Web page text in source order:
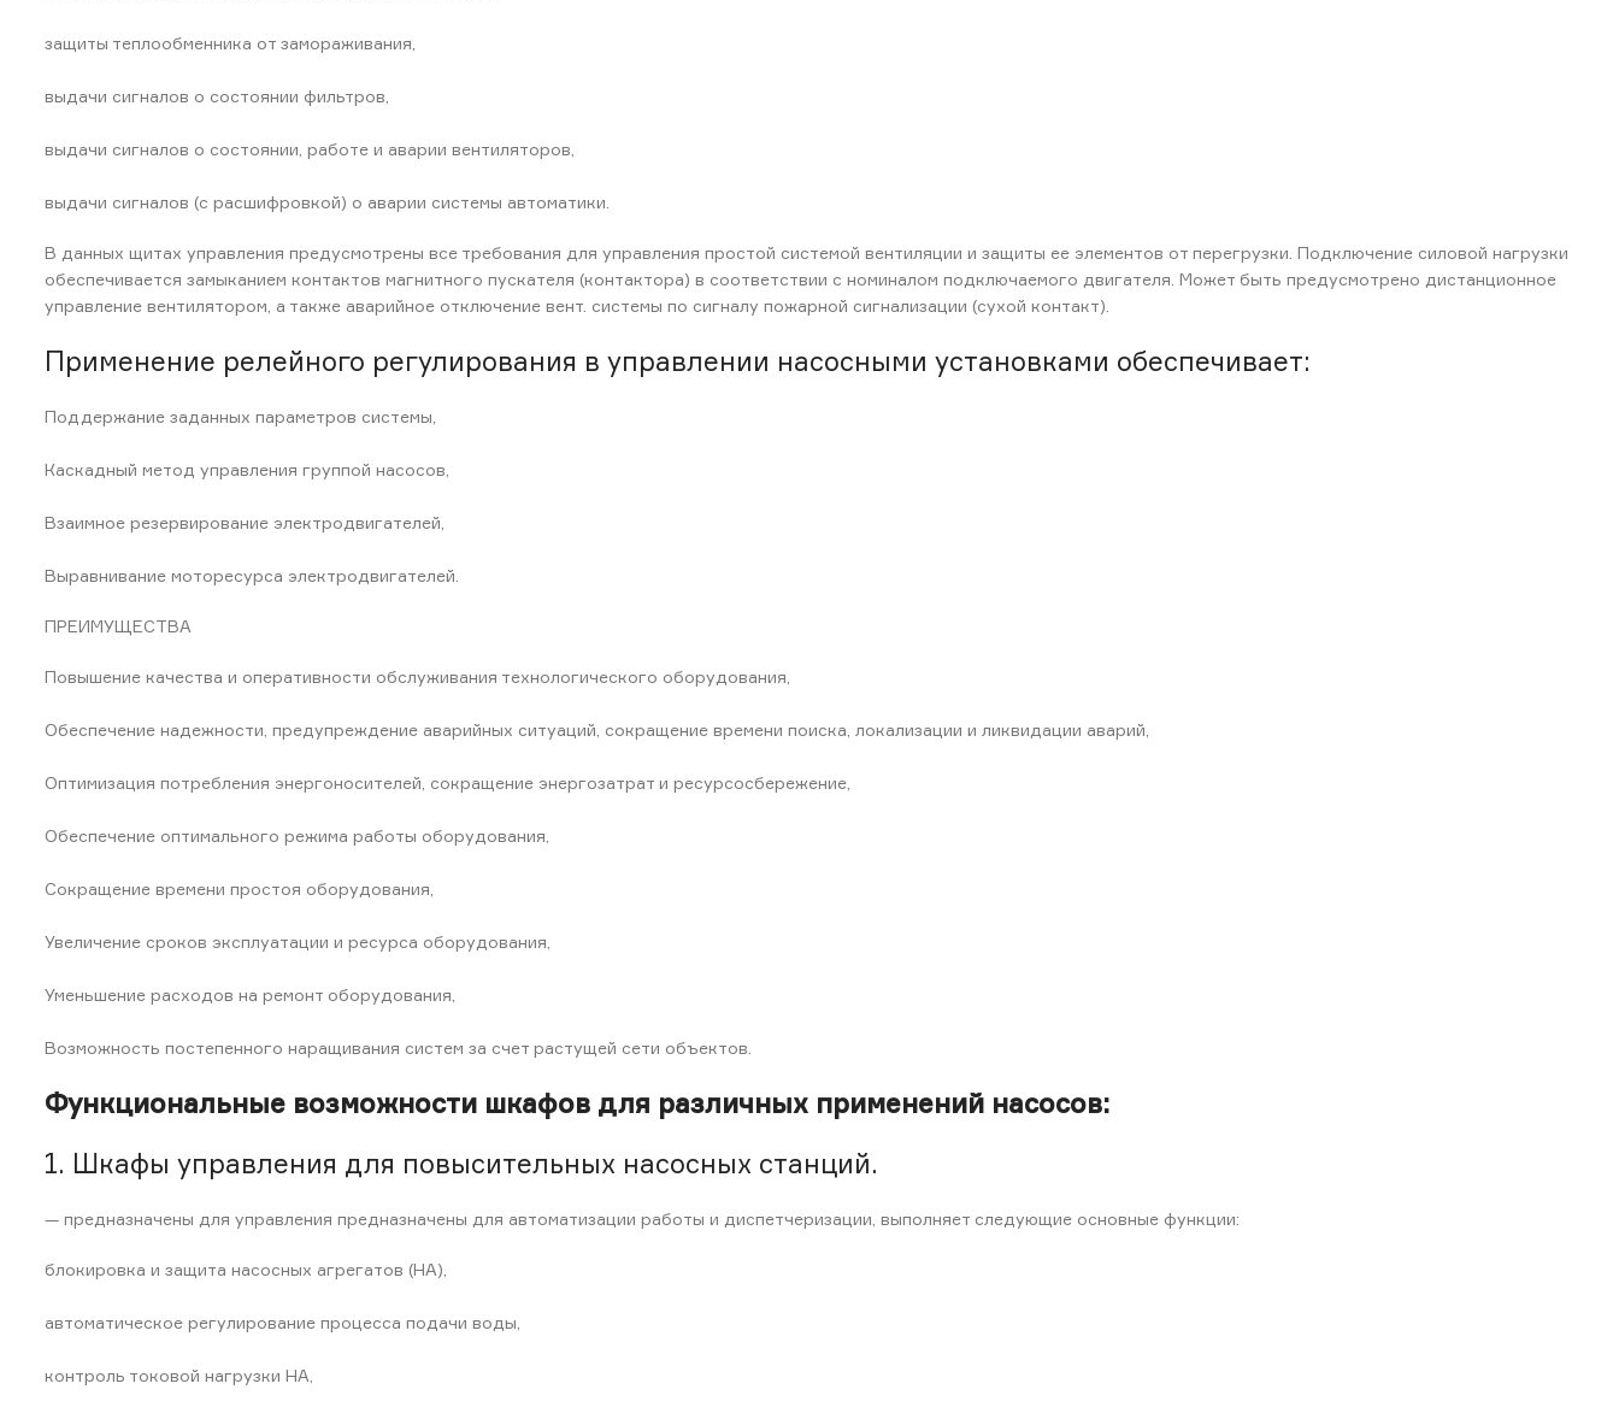
защиты теплообменника от замораживания,
выдачи сигналов о состоянии фильтров,
выдачи сигналов о состоянии, работе и аварии вентиляторов,
выдачи сигналов (с расшифровкой) о аварии системы автоматики.
В данных щитах управления предусмотрены все требования для управления простой системой вентиляции и защиты ее элементов от перегрузки. Подключение силовой нагрузки
обеспечивается замыканием контактов магнитного пускателя (контактора) в соответствии с номиналом подключаемого двигателя. Может быть предусмотрено дистанционное
управление вентилятором, а также аварийное отключение вент. системы по сигналу пожарной сигнализации (сухой контакт).
Применение релейного регулирования в управлении насосными установками обеспечивает:
Поддержание заданных параметров системы,
Каскадный метод управления группой насосов,
Взаимное резервирование электродвигателей,
Выравнивание моторесурса электродвигателей.
ПРЕИМУЩЕСТВА
Повышение качества и оперативности обслуживания технологического оборудования,
Обеспечение надежности, предупреждение аварийных ситуаций, сокращение времени поиска, локализации и ликвидации аварий,
Оптимизация потребления энергоносителей, сокращение энергозатрат и ресурсосбережение,
Обеспечение оптимального режима работы оборудования,
Сокращение времени простоя оборудования,
Увеличение сроков эксплуатации и ресурса оборудования,
Уменьшение расходов на ремонт оборудования,
Возможность постепенного наращивания систем за счет растущей сети объектов.
Функциональные возможности шкафов для различных применений насосов:
1. Шкафы управления для повысительных насосных станций.
— предназначены для управления предназначены для автоматизации работы и диспетчеризации, выполняет следующие основные функции:
блокировка и защита насосных агрегатов (НА),
автоматическое регулирование процесса подачи воды,
контроль токовой нагрузки НА,